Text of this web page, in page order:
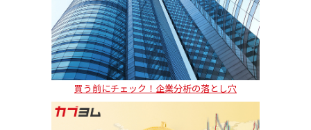
買う前にチェック！企業分析の落とし穴